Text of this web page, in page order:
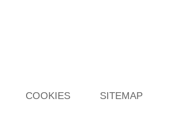
COOKIES
SITEMAP